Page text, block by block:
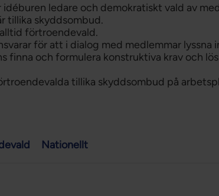
ledare och demokratiskt vald av
tillika skyddsombud.
förtroendevald.
för att i dialog med medlemmar lyssna
finna och formulera konstruktiva krav och
tillika skyddsombud på
Nationellt